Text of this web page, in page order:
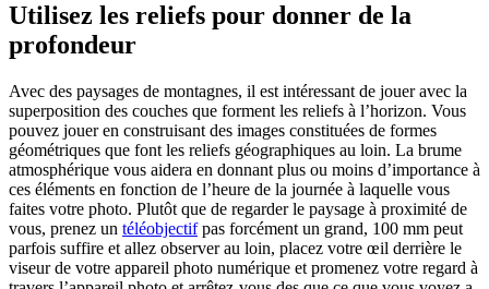
Utilisez les reliefs pour donner de la
profondeur
Avec des paysages de montagnes, il est intéressant de jouer avec la
superposition des couches que forment les reliefs à l’horizon. Vous
pouvez jouer en construisant des images constituées de formes
géométriques que font les reliefs géographiques au loin. La brume
atmosphérique vous aidera en donnant plus ou moins d’importance à
ces éléments en fonction de l’heure de la journée à laquelle vous
faites votre photo. Plutôt que de regarder le paysage à proximité de
vous, prenez un téléobjectifpas forcément un grand, 100 mm peut
parfois suffire et allez observer au loin, placez votre œil derrière le
viseur de votre appareil photo numérique et promenez votre regard à